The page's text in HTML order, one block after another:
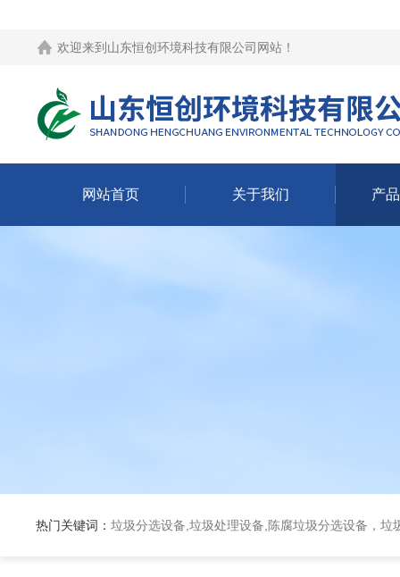
欢迎来到 山东恒创环境科技有限公司网站 ！
网站首页 关于我们 产
热门关键词： 垃圾分选设备,垃圾处理设备,陈腐垃圾分选设备，垃